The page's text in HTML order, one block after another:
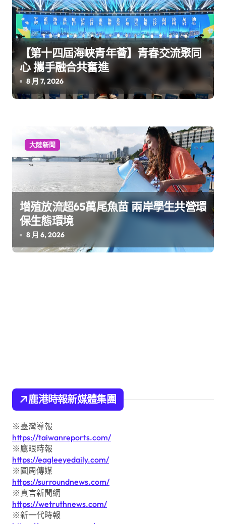
【第十四屆海峽青年薈】青春交流聚同
心 攜手融合共奮進
8 月 7, 2026
大陸新聞
增殖放流超65萬尾魚苗 兩岸學生共營環
保生態環境
8 月 6, 2026
鹿港時報新媒體集團
※臺灣導報
https://taiwanreports.com/
※鷹眼時報
https://eagleeyedaily.com/
※圓周傳媒
https://surroundnews.com/
※真言新聞網
https://wetruthnews.com/
※新一代時報